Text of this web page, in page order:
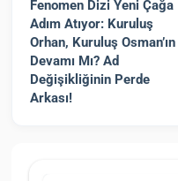
Fenomen Dizi Yeni Çağa
Adım Atıyor: Kuruluş
Orhan, Kuruluş Osman’ın
Devamı Mı? Ad
Değişikliğinin Perde
Arkası!